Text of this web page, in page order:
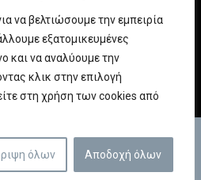
να βελτιώσουμε την εμπειρία
εξατομικευμένες
και να αναλύουμε την
κλικ στην επιλογή
στη χρήση των cookies από
όλων Αποδοχή όλων